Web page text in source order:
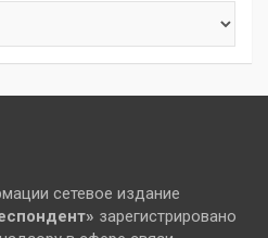
сетевое издание
зарегистрировано